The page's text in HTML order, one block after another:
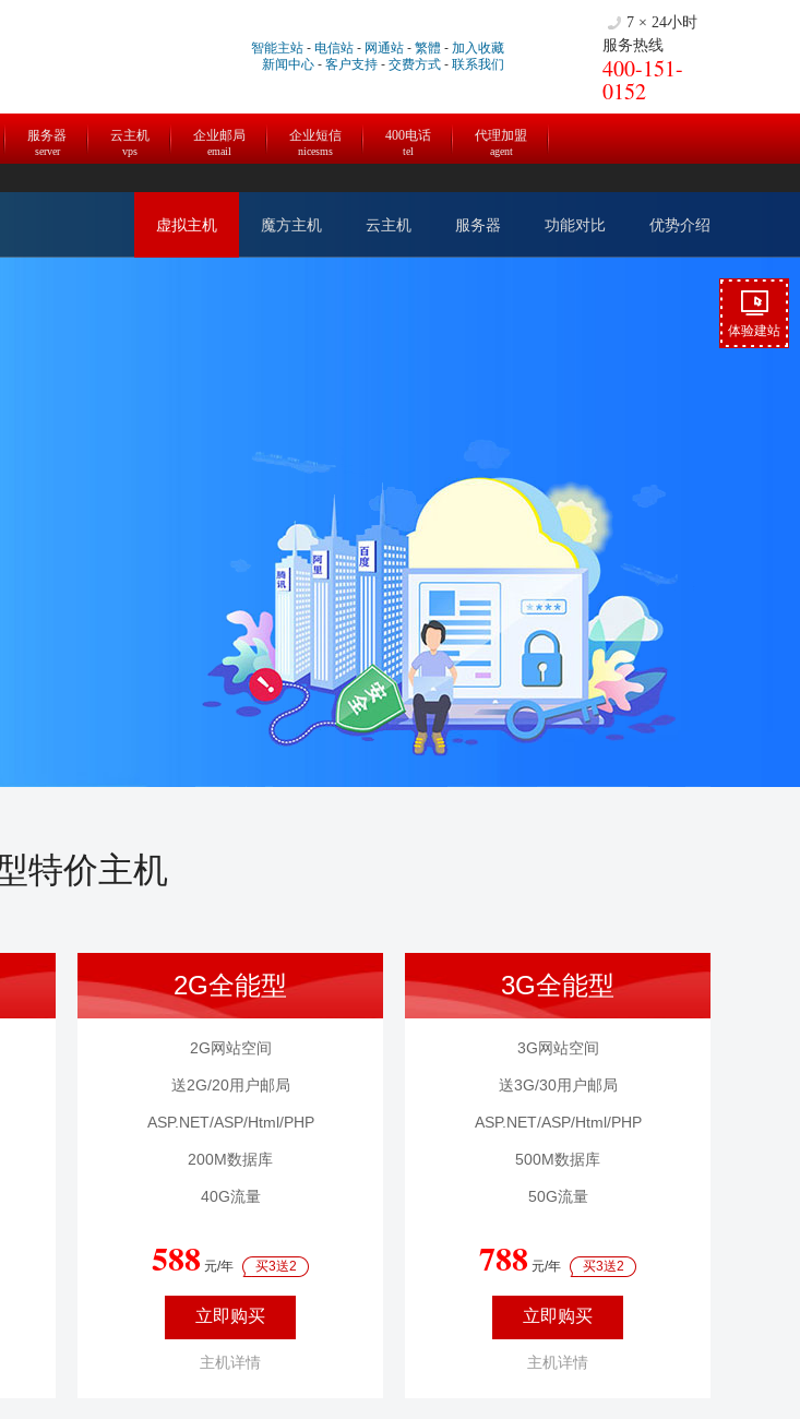
智能主站 - 电信站 - 网通站 - 繁體 - 加入收藏
新闻中心 - 客户支持 - 交费方式 - 联系我们
7 × 24小时
服务热线
400-151-
0152
服务器
server
云主机
vps
企业邮局
email
企业短信
nicesms
400电话
tel
代理加盟
agent
优势介绍
功能对比
服务器
云主机
魔方主机
虚拟主机
特价主机
2G全能型
2G网站空间
送2G/20用户邮局
ASP.NET/ASP/Html/PHP
200M数据库
40G流量
588 元/年 买3送2
立即购买
主机详情
3G全能型
3G网站空间
送3G/30用户邮局
ASP.NET/ASP/Html/PHP
500M数据库
50G流量
788 元/年 买3送2
立即购买
主机详情
体验建站